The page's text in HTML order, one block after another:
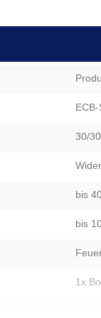
ECB-
30/
bis
bis
1x